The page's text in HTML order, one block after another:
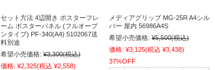
セット方法 4辺開き ポスターフレ
ーム ポスターパネル (フルオープ
ンタイプ) PF-340(A4) 5102067送
料別途
希望小売価格: ¥3,300(税込)
価格: ¥2,325(税込 ¥2,558)
メディアグリップ MG-25R A4シル
バー 屋内 56986A4S
希望小売価格: ¥5,500(税込)
価格: ¥3,125(税込 ¥3,438)
37%OFF